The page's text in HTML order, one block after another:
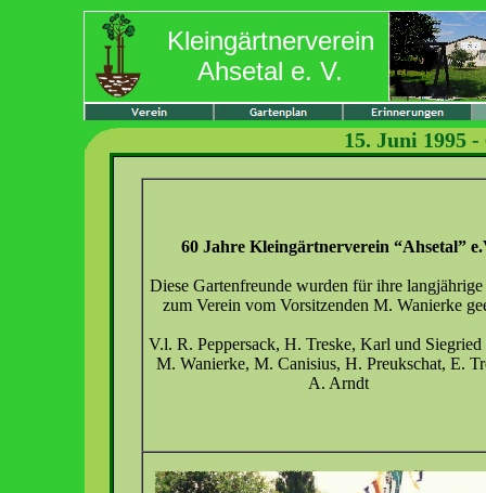
Kleingärtnerverein
Ahsetal e. V.
15. Juni 1995
60 Jahre Kleingärtnerverein “Ahsetal”
Diese Gartenfreunde wurden für ihre langjährige
zum Verein vom Vorsitzenden M. Wanierke
V.l. R. Peppersack, H. Treske, Karl und
M. Wanierke, M. Canisius, H. Preukschat, E.
A. Arndt